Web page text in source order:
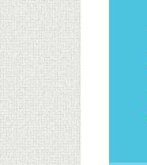
noticed!